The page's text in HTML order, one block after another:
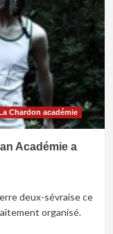
Chardon académie
Académie a
deux-sévraise ce
organisé.